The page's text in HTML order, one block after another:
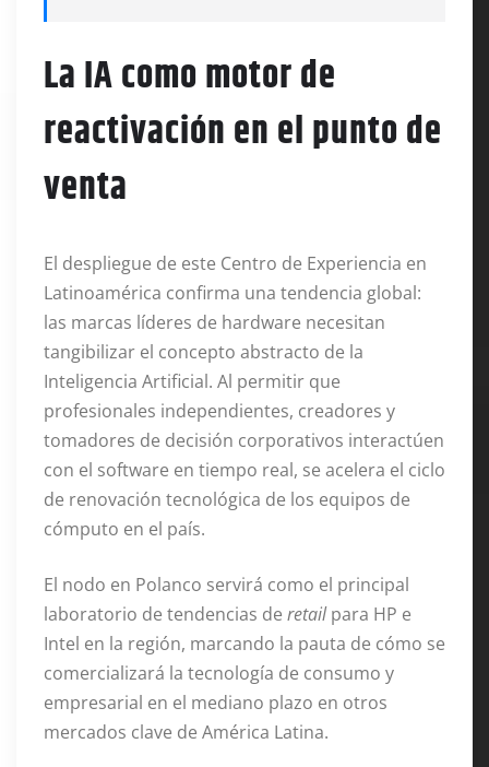
La IA como motor de
reactivación en el punto de
venta
El despliegue de este Centro de Experiencia en
Latinoamérica confirma una tendencia global:
las marcas líderes de hardware necesitan
tangibilizar el concepto abstracto de la
Inteligencia Artificial. Al permitir que
profesionales independientes, creadores y
tomadores de decisión corporativos interactúen
con el software en tiempo real, se acelera el ciclo
de renovación tecnológica de los equipos de
cómputo en el país.
El nodo en Polanco servirá como el principal
laboratorio de tendencias de retailpara HP e
Intel en la región, marcando la pauta de cómo se
comercializará la tecnología de consumo y
empresarial en el mediano plazo en otros
mercados clave de América Latina.